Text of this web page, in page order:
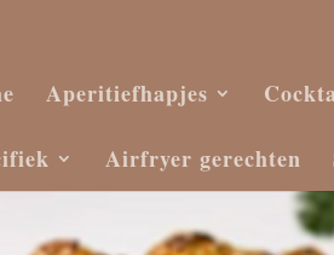
Aperitiefhapjes
Airfryer gerechten